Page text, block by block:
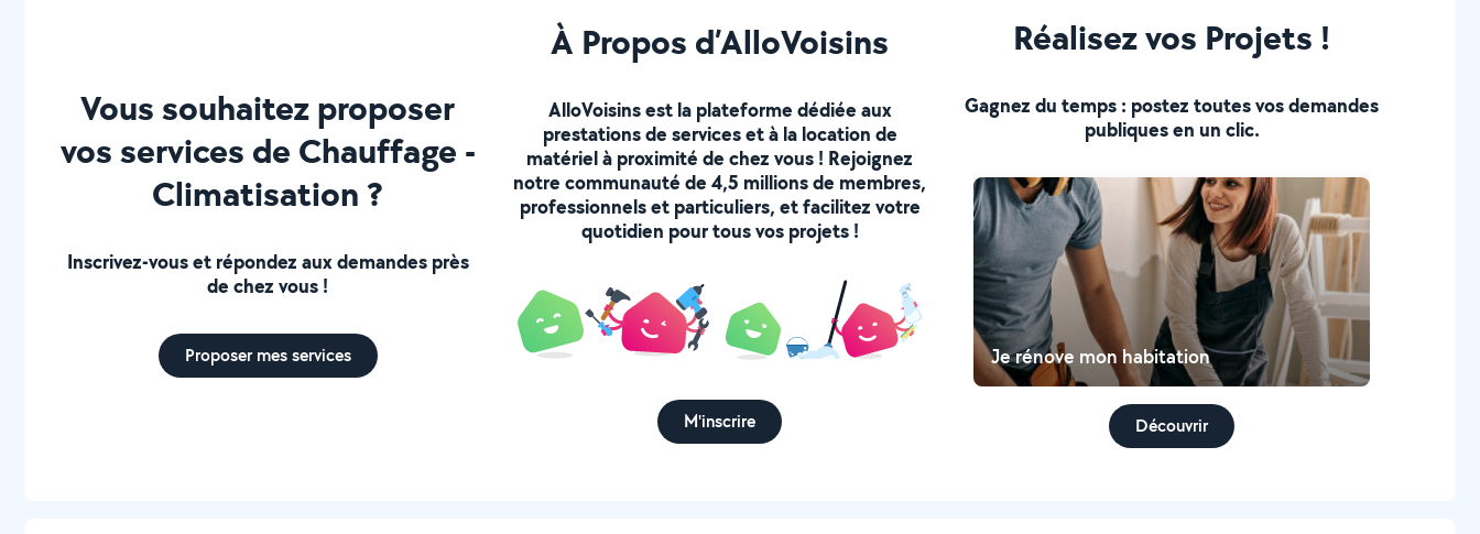
Vous souhaitez proposer
vos services de Chauffage -
Climatisation ?
Inscrivez-vous et répondez aux demandes près
de chez vous !
Proposer mes services
À Propos d’AlloVoisins
AlloVoisins est la plateforme dédiée aux
prestations de services et à la location de
matériel à proximité de chez vous ! Rejoignez
notre communauté de 4,5 millions de membres,
professionnels et particuliers, et facilitez votre
quotidien pour tous vos projets !
M'inscrire
Réalisez vos Projets !
Gagnez du temps : postez toutes vos demandes
publiques en un clic.
Je rénove mon habitation
Découvrir